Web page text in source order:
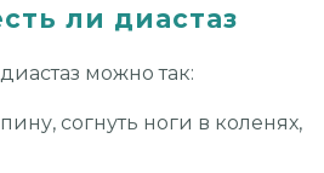
ли диастаз
можно так:
согнуть ноги в коленях,